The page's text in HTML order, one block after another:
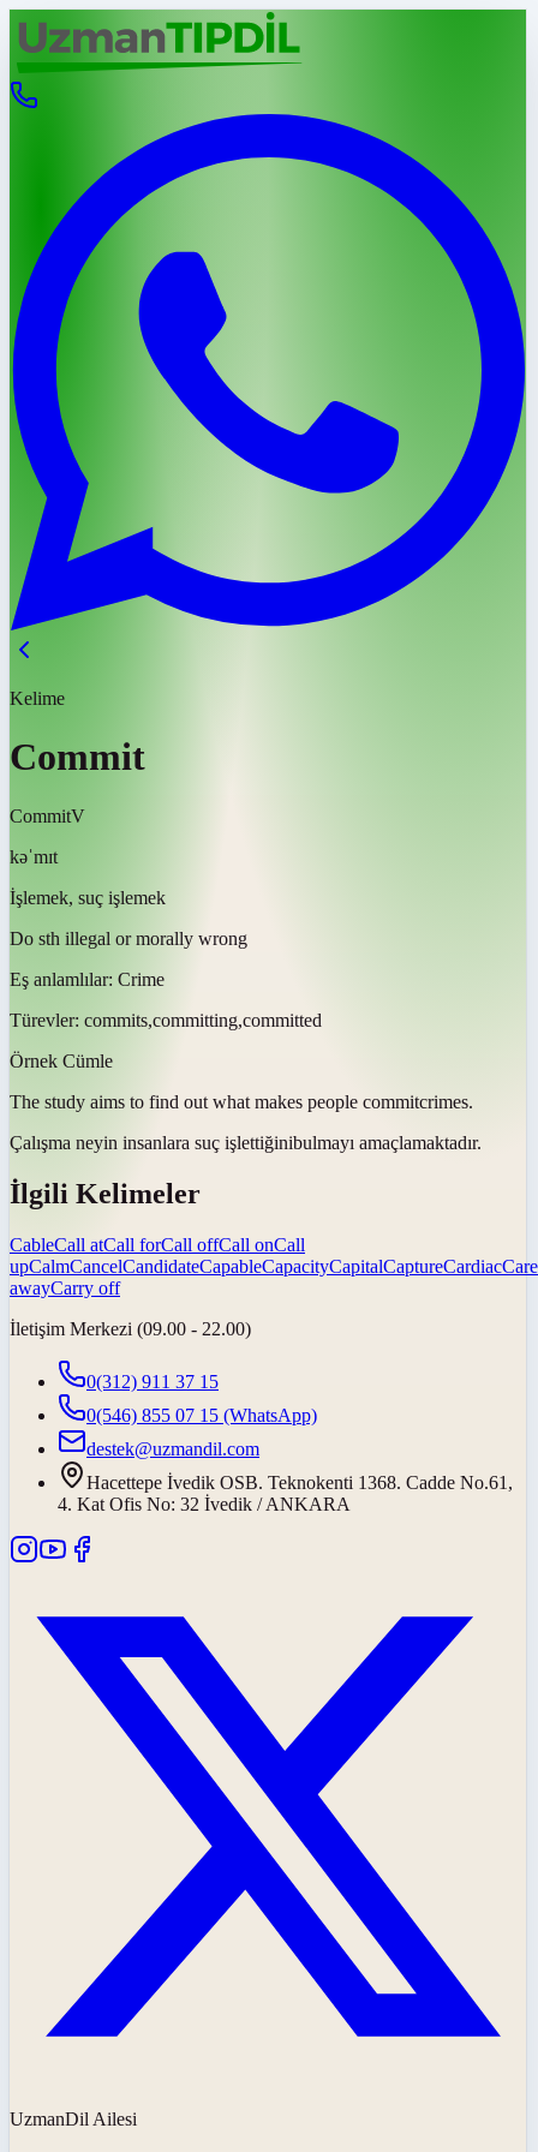
Kelime
Commit
CommitV
kəˈmɪt
İşlemek, suç işlemek
Do sth illegal or morally wrong
Eş anlamlılar: Crime
Türevler: commits,committing,committed
Örnek Cümle
The study aims to find out what makes people commitcrimes.
Çalışma neyin insanlara suç işlettiğinibulmayı amaçlamaktadır.
İlgili Kelimeler
CableCall atCall forCall offCall onCall
upCalmCancelCandidateCapableCapacityCapitalCaptureCardiacCare
awayCarry off
İletişim Merkezi (09.00 - 22.00)
0(312) 911 37 15
0(546) 855 07 15 (WhatsApp)
destek@uzmandil.com
Hacettepe İvedik OSB. Teknokenti 1368. Cadde No.61,
4. Kat Ofis No: 32 İvedik / ANKARA
UzmanDil Ailesi